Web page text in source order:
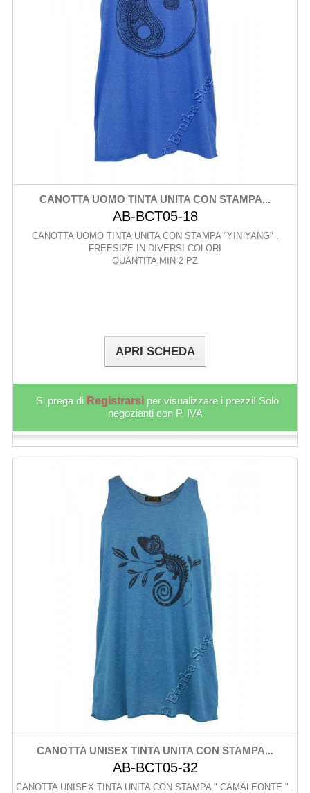
CANOTTA UOMO TINTA UNITA CON STAMPA...
AB-BCT05-18
CANOTTA UOMO TINTA UNITA CON STAMPA "YIN YANG" .
FREESIZE IN DIVERSI COLORI
QUANTITA MIN 2 PZ
APRI SCHEDA
Si prega di Registrarsi per visualizzare i prezzi! Solo
negozianti con P. IVA
CANOTTA UNISEX TINTA UNITA CON STAMPA...
AB-BCT05-32
CANOTTA UNISEX TINTA UNITA CON STAMPA " CAMALEONTE " .